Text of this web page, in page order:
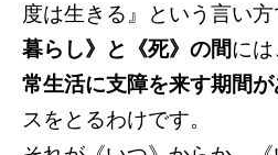
度は生きる』という言い方
暮らし》と《死》の間に
常生活に支障を来す期間が
スをとるわけです。